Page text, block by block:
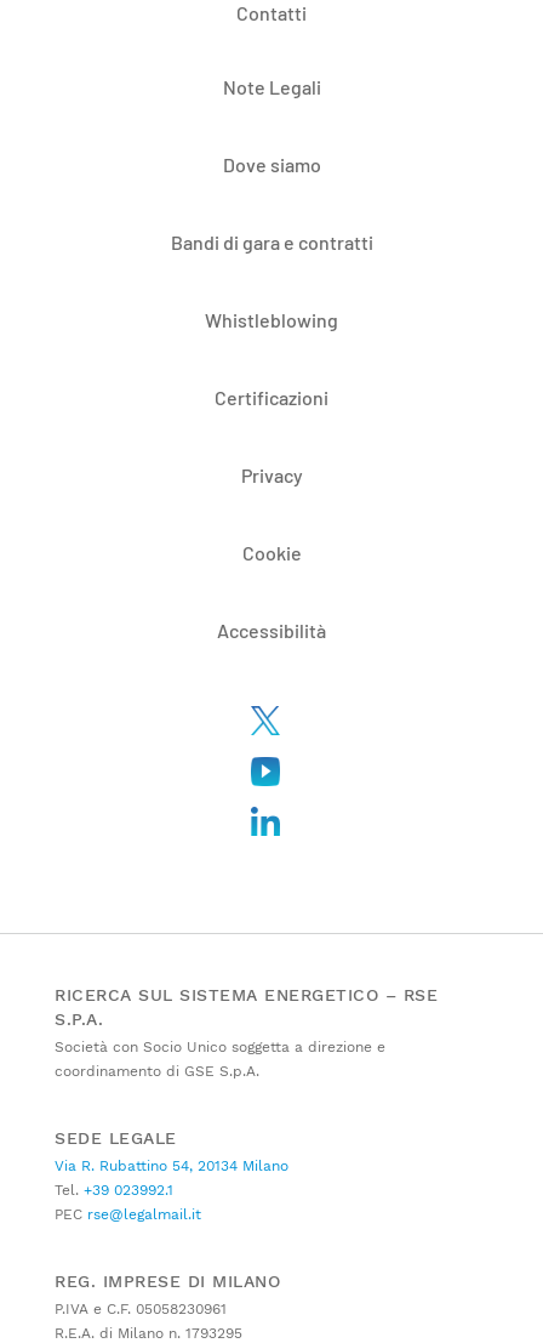
Contatti
Note Legali
Dove siamo
Bandi di gara e contratti
Whistleblowing
Certificazioni
Privacy
Cookie
Accessibilità
RICERCA SUL SISTEMA ENERGETICO – RSE
S.P.A.
Società con Socio Unico soggetta a direzione e
coordinamento di GSE S.p.A.
SEDE LEGALE
Via R. Rubattino 54, 20134 Milano
Tel. +39 023992.1
PEC rse@legalmail.it
REG. IMPRESE DI MILANO
P.IVA e C.F. 05058230961
R.E.A. di Milano n. 1793295